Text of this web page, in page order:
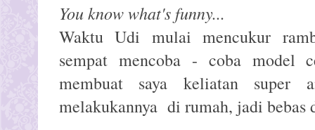
You know what's funny...
Waktu Udi mulai mencukur
sempat mencoba - coba model
membuat saya keliatan super
melakukannya di rumah, jadi bebas